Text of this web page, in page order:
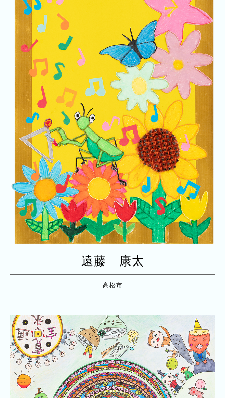
遠藤 康太
高松市